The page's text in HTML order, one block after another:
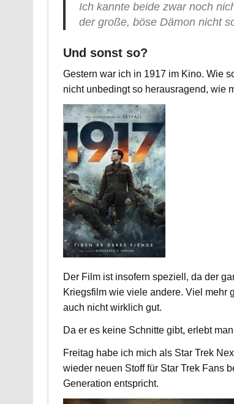
Ich kannte beide zwar noch
der große, böse Dämon nicht
Und sonst so?
Gestern war ich in 1917 im Kino. Wie
nicht unbedingt so herausragend, wie
Der Film ist insofern speziell, da der
Kriegsfilm wie viele andere. Viel mehr
auch nicht wirklich gut.
Da er es keine Schnitte gibt, erlebt
Freitag habe ich mich als Star Trek
wieder neuen Stoff für Star Trek Fans
Generation entspricht.